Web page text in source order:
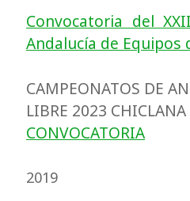
Convocatoria del
Andalucía de Equipos
CAMPEONATOS DE
LIBRE 2023
CONVOCATORIA
2019